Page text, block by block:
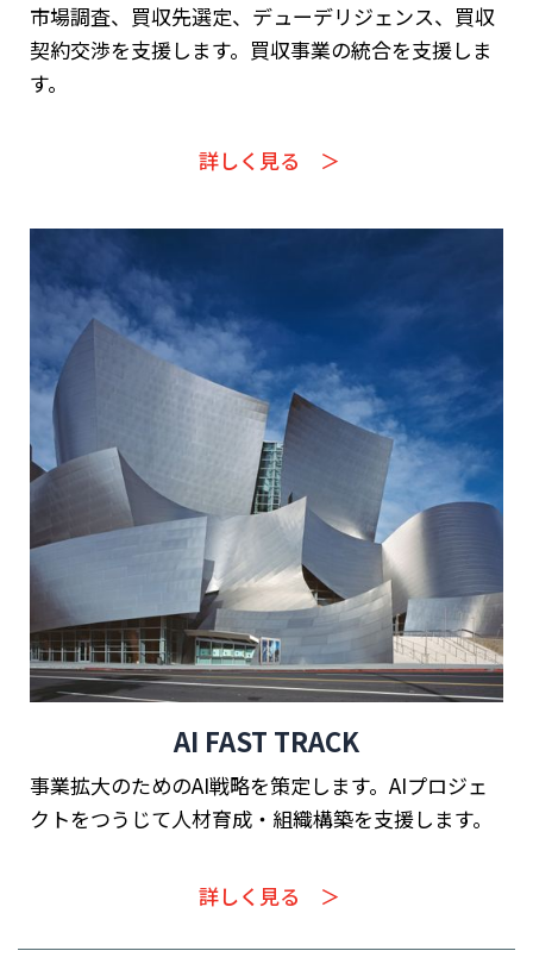
市場調査、買収先選定、デューデリジェンス、買収
契約交渉を支援します。買収事業の統合を支援しま
す。
詳しく見る ＞
AI FAST TRACK
事業拡大のためのAI戦略を策定します。AIプロジェ
クトをつうじて人材育成・組織構築を支援します。
詳しく見る ＞